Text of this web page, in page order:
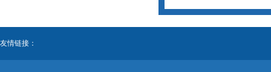
友情链接：